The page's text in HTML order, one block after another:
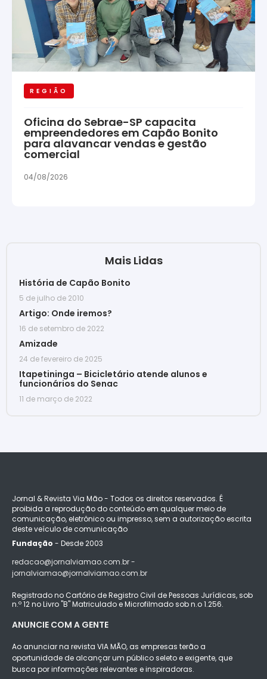
REGIÃO
Oficina do Sebrae-SP capacita
empreendedores em Capão Bonito
para alavancar vendas e gestão
comercial
04/08/2026
Mais Lidas
História de Capão Bonito
5 de julho de 2010
Artigo: Onde iremos?
16 de setembro de 2022
Amizade
24 de fevereiro de 2025
Itapetininga – Bicicletário atende alunos e
funcionários do Senac
11 de março de 2022
Jornal & Revista Via Mão - Todos os direitos reservados. É
proibida a reprodução do conteúdo em qualquer meio de
comunicação, eletrônico ou impresso, sem a autorização escrita
deste veículo de comunicação
Fundação - Desde 2003
redacao@jornalviamao.com.br -
jornalviamao@jornalviamao.com.br
Registrado no Cartório de Registro Civil de Pessoas Jurídicas, sob
n.º 12 no Livro "B" Matriculado e Microfilmado sob n.o 1.256.
ANUNCIE COM A GENTE
Ao anunciar na revista VIA MÃO, as empresas terão a
oportunidade de alcançar um público seleto e exigente, que
busca por informações relevantes e inspiradoras.